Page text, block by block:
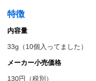
特徴
内容量
33g（10個入ってました）
メーカー小売価格
130円（税別）